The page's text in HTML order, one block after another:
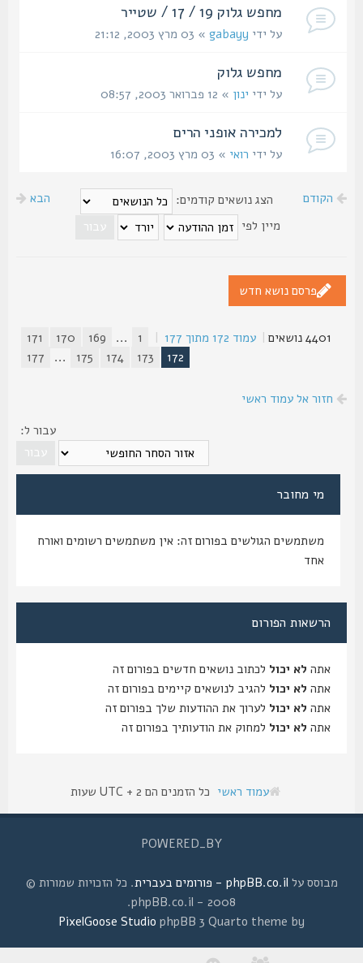
מחפש גלוק 19 / 17 / שטייר
על ידיgabayy» 03 מרץ 2003, 21:12
מחפש גלוק
על ידיינון» 12 פברואר 2003, 08:57
למכירה אופני הרים
על ידירואי» 03 מרץ 2003, 16:07
הקודם
הצג נושאים קודמים:
מיין לפי
פרסם נושא חדש
| עמוד172מתוך177
|
1
...
169
170
171
173
174
175
...
177
חזור אל עמוד ראשי
עבור ל:
מי מחובר
משתמשים הגולשים בפורום זה: אין משתמשים רשומים ואורח
הרשאות הפורום
לא יכול לכתוב נושאים חדשים בפורום זה
לא יכול להגיב לנושאים קיימים בפורום זה
לא יכול לערוך את ההודעות שלך בפורום זה
לא יכול למחוק את הודעותיך בפורום זה
עמוד ראשי כל הזמנים הם UTC + 2 שעות
POWERED_BY
מבוסס עלphpBB.co.il - פורומים בעברית
. כל הזכויות שמורות ©
2008 - phpBB.co.il.
phpBB 3 Quarto theme by
PixelGoose Studio